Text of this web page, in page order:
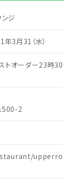
ジ
3月31（水）
トオーダー23時30
2
upperro